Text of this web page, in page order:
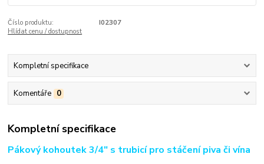
Číslo produktu:
I02307
Hlídat cenu / dostupnost
Kompletní specifikace
Komentáře 0
Kompletní specifikace
Pákový kohoutek 3/4" s trubicí pro stáčení piva či vína